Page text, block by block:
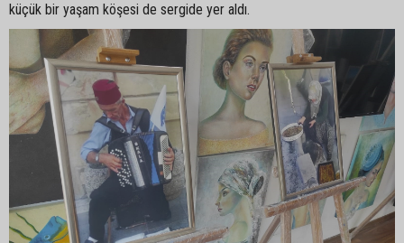
küçük bir yaşam köşesi de sergide yer aldı.